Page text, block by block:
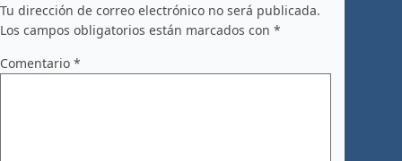
Tu dirección de correo electrónico no será publicada.
Los campos obligatorios están marcados con *
Comentario *